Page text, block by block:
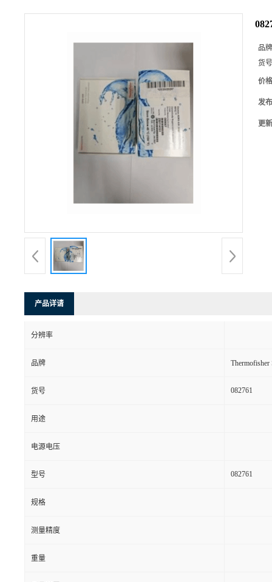
品
货
价
发
更
产品详请
分辨率
品牌
货号 082761
用途
电源电压
型号 082761
规格
测量精度
重量